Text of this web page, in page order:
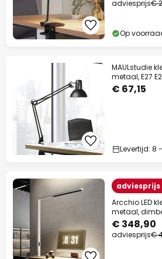
adviesprijs€
Op
MAULstudie
metaal, E27
€ 67,15
Levertijd: 8
adviesprijs
Arcchio LED
metaal,
€ 348,90
adviesprijs€